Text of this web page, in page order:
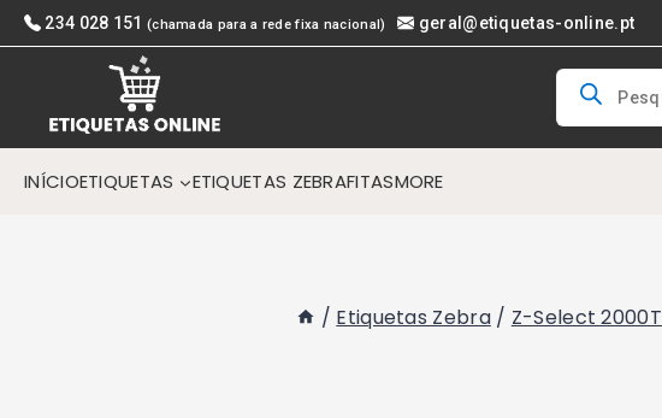
Skip
to
234 028 151 (chamada para a rede fixa nacional) geral@etiquetas-online.pt
Products
search
INÍCIOETIQUETAS ETIQUETAS ZEBRAFITASMORE
/ Etiquetas Zebra / Z-Select 2000T